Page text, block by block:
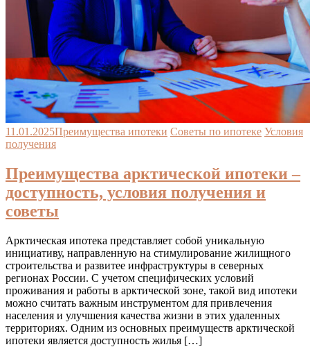
11.01.2025Преимущества ипотеки Советы по ипотеке Условия
получения
Преимущества арктической ипотеки –
доступность, условия получения и
советы
Арктическая ипотека представляет собой уникальную
инициативу, направленную на стимулирование жилищного
строительства и развитее инфраструктуры в северных
регионах России. С учетом специфических условий
проживания и работы в арктической зоне, такой вид ипотеки
можно считать важным инструментом для привлечения
населения и улучшения качества жизни в этих удаленных
территориях. Одним из основных преимуществ арктической
ипотеки является доступность жилья […]